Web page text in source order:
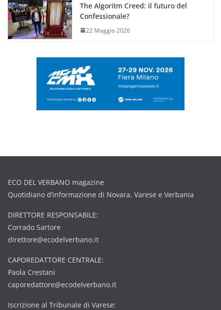
The Algoritm Creed: il futuro del
Confessionale?
22 Maggio 2026
ECO DEL VERBANO magazine
Quotidiano d’informazione di Novara, Varese e Verbania
DIRETTORE RESPONSABILE:
Corrado Sartore
direttore@ecodelverbano.it
CAPOREDATTORE CENTRALE:
Paola Crestani
caporedattore@ecodelverbano.it
Iscrizione al Tribunale di Varese: